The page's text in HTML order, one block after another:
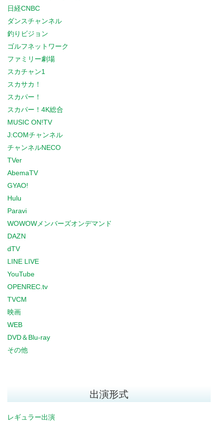
日経CNBC
ダンスチャンネル
釣りビジョン
ゴルフネットワーク
ファミリー劇場
スカチャン1
スカサカ！
スカパー！
スカパー！4K総合
MUSIC ON!TV
J:COMチャンネル
チャンネルNECO
TVer
AbemaTV
GYAO!
Hulu
Paravi
WOWOWメンバーズオンデマンド
DAZN
dTV
LINE LIVE
YouTube
OPENREC.tv
TVCM
映画
WEB
DVD＆Blu-ray
その他
出演形式
レギュラー出演